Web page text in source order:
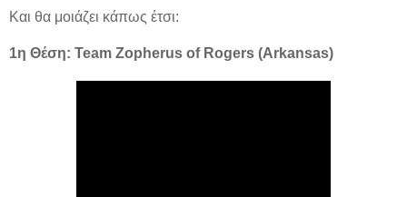
Και θα μοιάζει κάπως έτσι:
1η Θέση: Team Zopherus of Rogers (Arkansas)